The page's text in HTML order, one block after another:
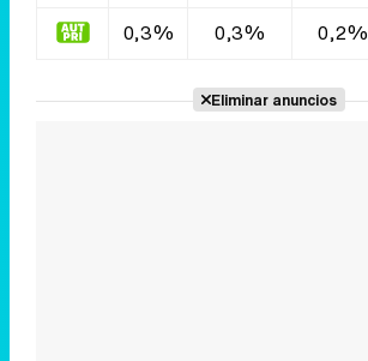
0,3% 0,3% 0,2%
Eliminar anuncios